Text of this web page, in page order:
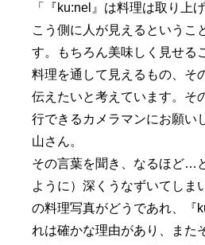
「『ku:nel』は料理は取り上
こう側に人が見えるというこ
す。もちろん美味しく見せる
料理を通して見えるもの、そ
伝えたいと考えています。そ
行できるカメラマンにお願い
山さん。
その言葉を聞き、なるほど…
ように）深くうなずいてしま
の料理写真がどうであれ、『
れは確かな理由があり、また